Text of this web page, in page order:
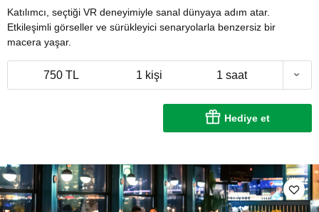
Katılımcı, seçtiği VR deneyimiyle sanal dünyaya adım atar.
Etkileşimli görseller ve sürükleyici senaryolarla benzersiz bir
macera yaşar.
750 TL 1 kişi 1 saat
Hediye et